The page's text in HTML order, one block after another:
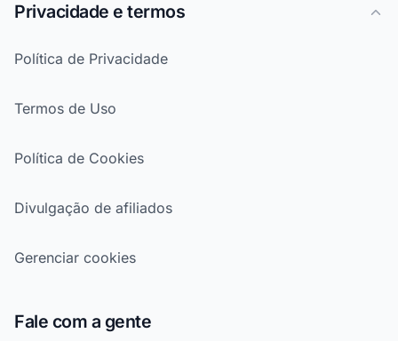
Privacidade e termos
Política de Privacidade
Termos de Uso
Política de Cookies
Divulgação de afiliados
Gerenciar cookies
Fale com a gente